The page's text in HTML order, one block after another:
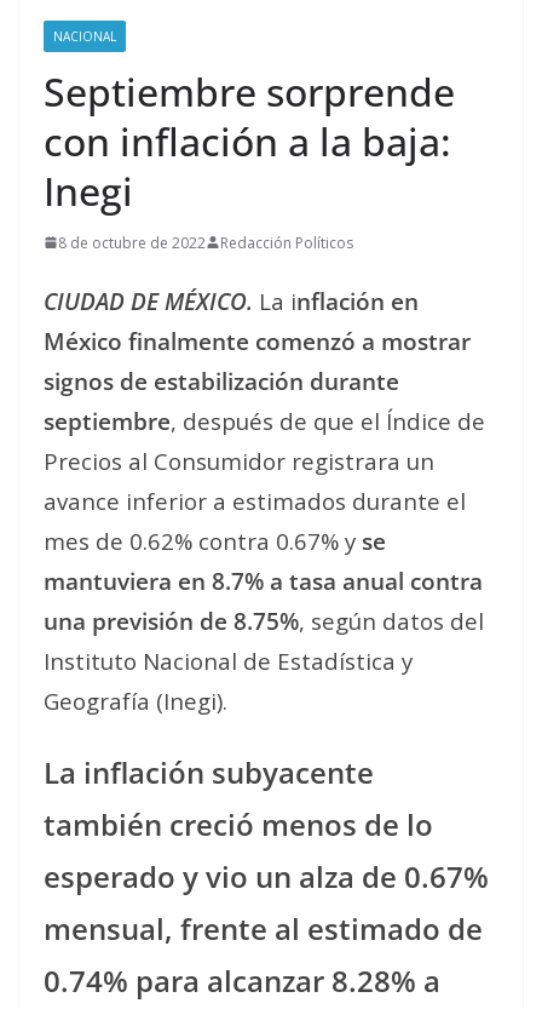
NACIONAL
Septiembre sorprende
con inflación a la baja:
Inegi
8 de octubre de 2022 Redacción Políticos
CIUDAD DE MÉXICO. La inflación en
México finalmente comenzó a mostrar
signos de estabilización durante
septiembre, después de que el Índice de
Precios al Consumidor registrara un
avance inferior a estimados durante el
mes de 0.62% contra 0.67% y se
mantuviera en 8.7% a tasa anual contra
una previsión de 8.75%, según datos del
Instituto Nacional de Estadística y
Geografía (Inegi).
La inflación subyacente
también creció menos de lo
esperado y vio un alza de 0.67%
mensual, frente al estimado de
0.74% para alcanzar 8.28% a